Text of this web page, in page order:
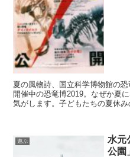
夏の風物詩、国立科学博物館の
開催中の恐竜博2019。なぜか夏
気がします。子どもたちの夏休
遊ぶ
水元
公園